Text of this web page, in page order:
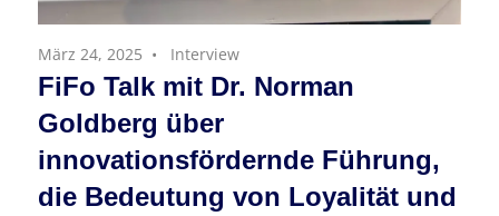
März 24, 2025 Interview
FiFo Talk mit Dr. Norman
Goldberg über
innovationsfördernde Führung,
die Bedeutung von Loyalität und